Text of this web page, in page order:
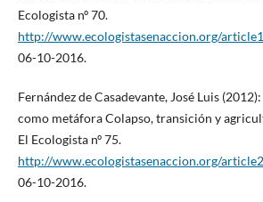
Ecologista nº 70.
http://www.ecologistasenaccion.org/
06-10-2016.
Fernández de Casadevante, José Luis
como metáfora Colapso, transición y
El Ecologista nº 75.
http://www.ecologistasenaccion.org/
06-10-2016.